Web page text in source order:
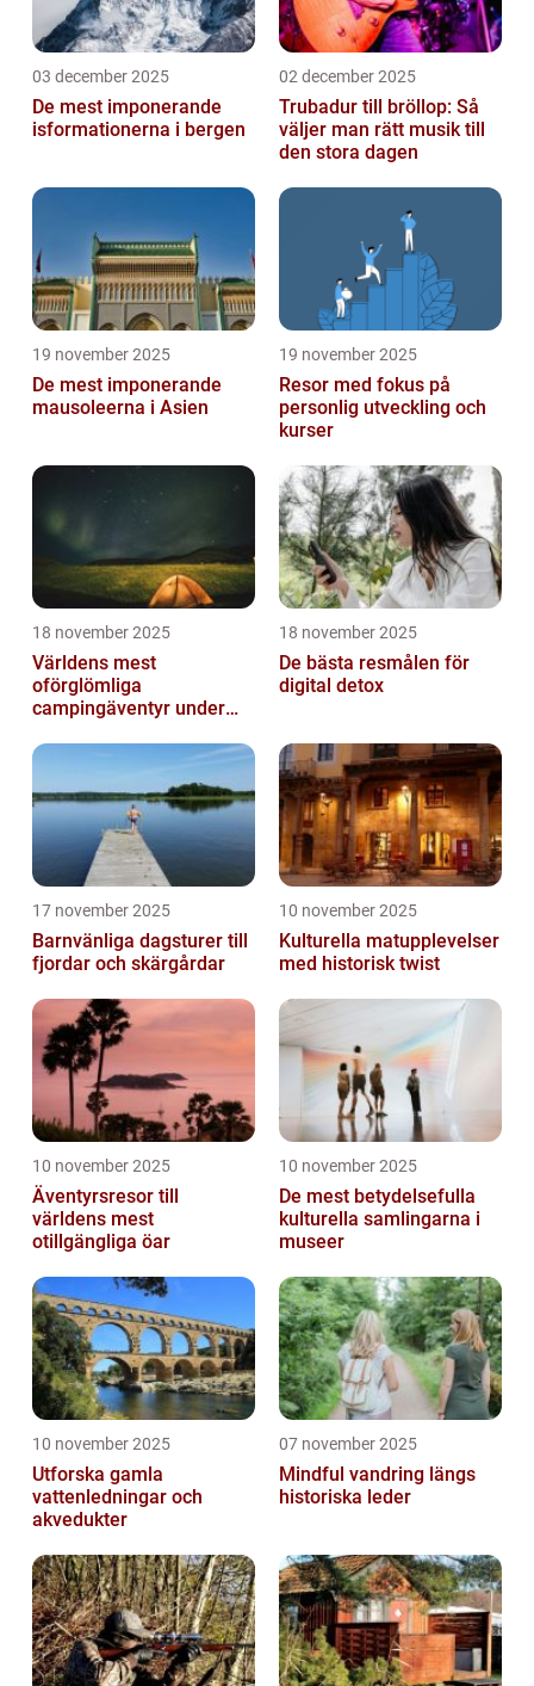
03 december 2025
De mest imponerande
isformationerna i bergen
02 december 2025
Trubadur till bröllop: Så
väljer man rätt musik till
den stora dagen
19 november 2025
De mest imponerande
mausoleerna i Asien
19 november 2025
Resor med fokus på
personlig utveckling och
kurser
18 november 2025
Världens mest
oförglömliga
campingäventyr under
18 november 2025
De bästa resmålen för
digital detox
17 november 2025
Barnvänliga dagsturer till
fjordar och skärgårdar
10 november 2025
Kulturella matupplevelser
med historisk twist
10 november 2025
Äventyrsresor till
världens mest
otillgängliga öar
10 november 2025
De mest betydelsefulla
kulturella samlingarna i
museer
10 november 2025
Utforska gamla
vattenledningar och
akvedukter
07 november 2025
Mindful vandring längs
historiska leder